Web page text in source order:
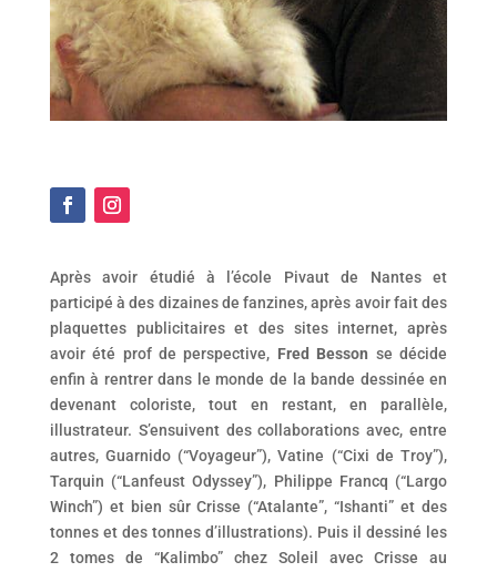
Après avoir étudié à l’école Pivaut de Nantes et
participé à des dizaines de fanzines, après avoir fait des
plaquettes publicitaires et des sites internet, après
avoir été prof de perspective, Fred Besson se décide
enfin à rentrer dans le monde de la bande dessinée en
devenant coloriste, tout en restant, en parallèle,
illustrateur. S’ensuivent des collaborations avec, entre
autres, Guarnido (“Voyageur”), Vatine (“Cixi de Troy”),
Tarquin (“Lanfeust Odyssey”), Philippe Francq (“Largo
Winch”) et bien sûr Crisse (“Atalante”, “Ishanti” et des
tonnes et des tonnes d’illustrations). Puis il dessiné les
2 tomes de “Kalimbo” chez Soleil avec Crisse au